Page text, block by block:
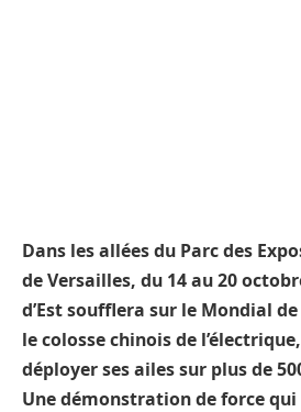
Dans les allées du Parc des
de Versailles, du 14 au 20
d’Est soufflera sur le Mondial
le colosse chinois de
déployer ses ailes sur plus de
Une démonstration de force qui